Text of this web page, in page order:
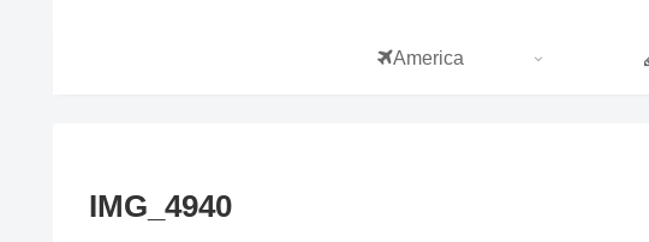
America
IMG_4940